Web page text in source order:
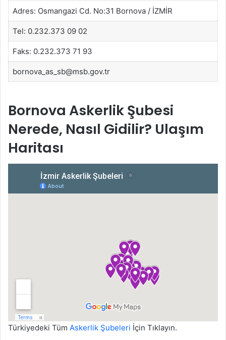
Adres: Osmangazi Cd. No:31 Bornova / İZMİR
Tel: 0.232.373 09 02
Faks: 0.232.373 71 93
bornova_as_sb@msb.gov.tr
Bornova Askerlik Şubesi
Nerede, Nasıl Gidilir? Ulaşım
Haritası
Türkiyedeki Tüm Askerlik Şubeleri İçin Tıklayın.